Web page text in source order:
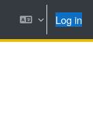
Log in